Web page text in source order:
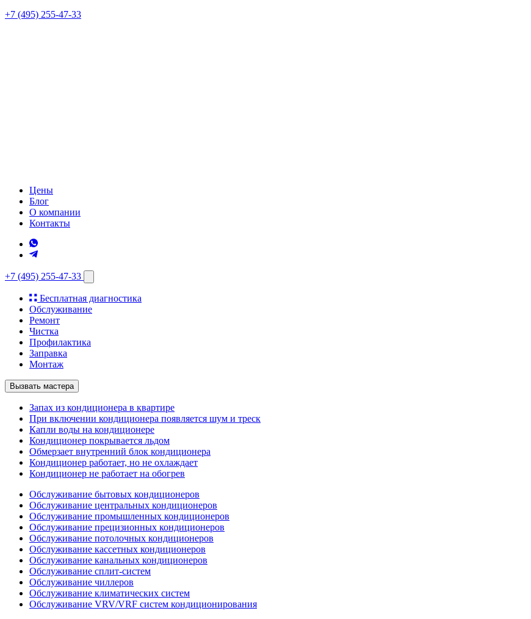
+7 (495) 255-47-33
Цены
Блог
О компании
Контакты
+7 (495) 255-47-33
Бесплатная диагностика
Обслуживание
Ремонт
Чистка
Профилактика
Заправка
Монтаж
Вызвать мастера
Запах из кондиционера в квартире
При включении кондиционера появляется шум и треск
Капли воды на кондиционере
Кондиционер покрывается льдом
Обмерзает внутренний блок кондиционера
Кондиционер работает, но не охлаждает
Кондиционер не работает на обогрев
Обслуживание бытовых кондиционеров
Обслуживание центральных кондиционеров
Обслуживание промышленных кондиционеров
Обслуживание прецизионных кондиционеров
Обслуживание потолочных кондиционеров
Обслуживание кассетных кондиционеров
Обслуживание канальных кондиционеров
Обслуживание сплит-систем
Обслуживание чиллеров
Обслуживание климатических систем
Обслуживание VRV/VRF систем кондиционирования